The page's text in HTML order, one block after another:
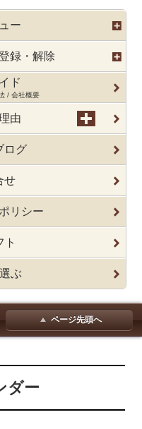
ー
録・解除
ド
/ 会社概要
由
ログ
せ
リシー
ト
ぶ
ページ先頭へ
ダー